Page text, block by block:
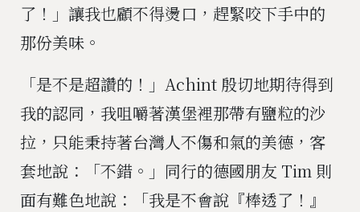
了！」讓我也顧不得燙口，趕緊咬下手中的
那份美味。
「是不是超讚的！」Achint 殷切地期待得到
我的認同，我咀嚼著漢堡裡那帶有鹽粒的沙
拉，只能秉持著台灣人不傷和氣的美德，客
套地說：「不錯。」同行的德國朋友 Tim 則
面有難色地說：「我是不會說『棒透了！』